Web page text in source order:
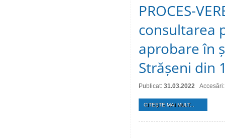
PROCES-
consultarea
aprobare în
Strășeni din
Publicat: 31.03.2022
CITEŞTE MAI MULT...